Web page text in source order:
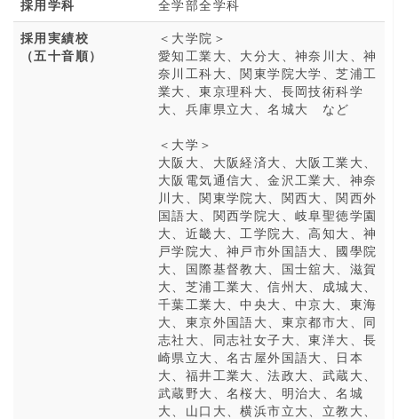
採用学科 全学部全学科
採用実績校
（五十音順）
＜大学院＞
愛知工業大、大分大、神奈川大、神
奈川工科大、関東学院大学、芝浦工
業大、東京理科大、長岡技術科学
大、兵庫県立大、名城大 など
＜大学＞
大阪大、大阪経済大、大阪工業大、
大阪電気通信大、金沢工業大、神奈
川大、関東学院大、関西大、関西外
国語大、関西学院大、岐阜聖徳学園
大、近畿大、工学院大、高知大、神
戸学院大、神戸市外国語大、國學院
大、国際基督教大、国士舘大、滋賀
大、芝浦工業大、信州大、成城大、
千葉工業大、中央大、中京大、東海
大、東京外国語大、東京都市大、同
志社大、同志社女子大、東洋大、長
崎県立大、名古屋外国語大、日本
大、福井工業大、法政大、武蔵大、
武蔵野大、名桜大、明治大、名城
大、山口大、横浜市立大、立教大、